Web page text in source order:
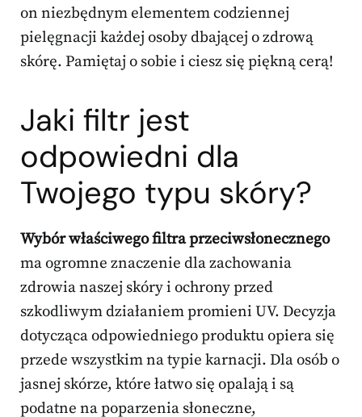
on niezbędnym elementem codziennej
pielęgnacji każdej osoby dbającej o zdrową
skórę. Pamiętaj o sobie i ciesz się piękną cerą!
Jaki filtr jest
odpowiedni dla
Twojego typu skóry?
Wybór właściwego filtra przeciwsłonecznego
ma ogromne znaczenie dla zachowania
zdrowia naszej skóry i ochrony przed
szkodliwym działaniem promieni UV. Decyzja
dotycząca odpowiedniego produktu opiera się
przede wszystkim na typie karnacji. Dla osób o
jasnej skórze, które łatwo się opalają i są
podatne na poparzenia słoneczne,